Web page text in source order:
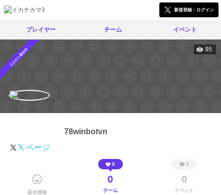
新規登録・ログイン
プレイヤー チーム イベント
スカウト受付中 95
78winbotvn
𝕏 ページ
基本情報
0
0
チーム
0
0
イベント